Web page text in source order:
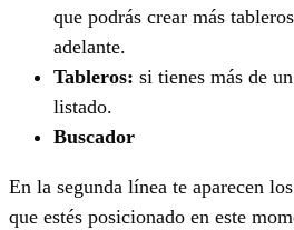
que podrás crear más
adelante.
Tableros: si tienes más de
listado.
Buscador
En la segunda línea te aparecen
que estés posicionado en este